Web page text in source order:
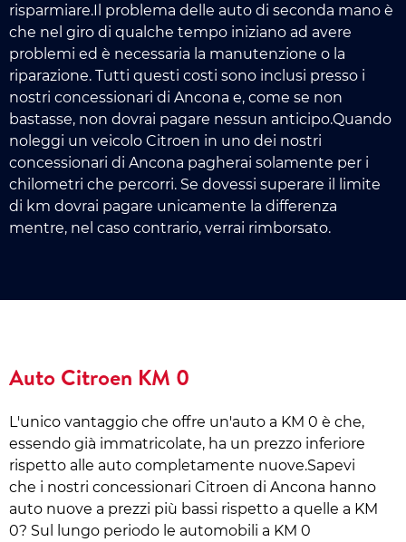
risparmiare.Il problema delle auto di seconda mano è
che nel giro di qualche tempo iniziano ad avere
problemi ed è necessaria la manutenzione o la
riparazione. Tutti questi costi sono inclusi presso i
nostri concessionari di Ancona e, come se non
bastasse, non dovrai pagare nessun anticipo.Quando
noleggi un veicolo Citroen in uno dei nostri
concessionari di Ancona pagherai solamente per i
chilometri che percorri. Se dovessi superare il limite
di km dovrai pagare unicamente la differenza
mentre, nel caso contrario, verrai rimborsato.
Auto Citroen KM 0
L'unico vantaggio che offre un'auto a KM 0 è che,
essendo già immatricolate, ha un prezzo inferiore
rispetto alle auto completamente nuove.Sapevi
che i nostri concessionari Citroen di Ancona hanno
auto nuove a prezzi più bassi rispetto a quelle a KM
0? Sul lungo periodo le automobili a KM 0